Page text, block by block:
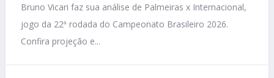
Bruno Vicari faz sua análise de Palmeiras x Internacional,
jogo da 22ª rodada do Campeonato Brasileiro 2026.
Confira projeção e...